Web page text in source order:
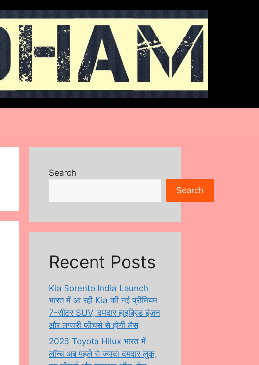
Search
Search
Recent Posts
Kia Sorento India Launch
भारत में आ रही Kia की नई प्रीमियम
7-सीटर SUV, दमदार हाइब्रिड इंजन
और लग्जरी फीचर्स से होगी लैस
2026 Toyota Hilux भारत में
लॉन्च अब पहले से ज्यादा दमदार लुक,